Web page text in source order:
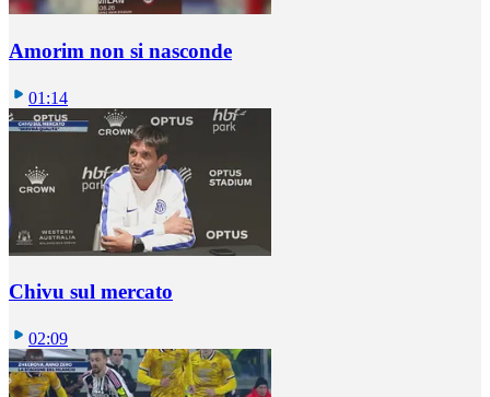
Amorim non si nasconde
01:14
Chivu sul mercato
02:09